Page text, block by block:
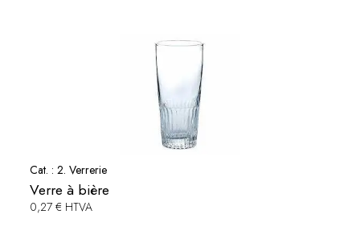
Cat. : 2. Verrerie
Verre à bière
0,27 € HTVA